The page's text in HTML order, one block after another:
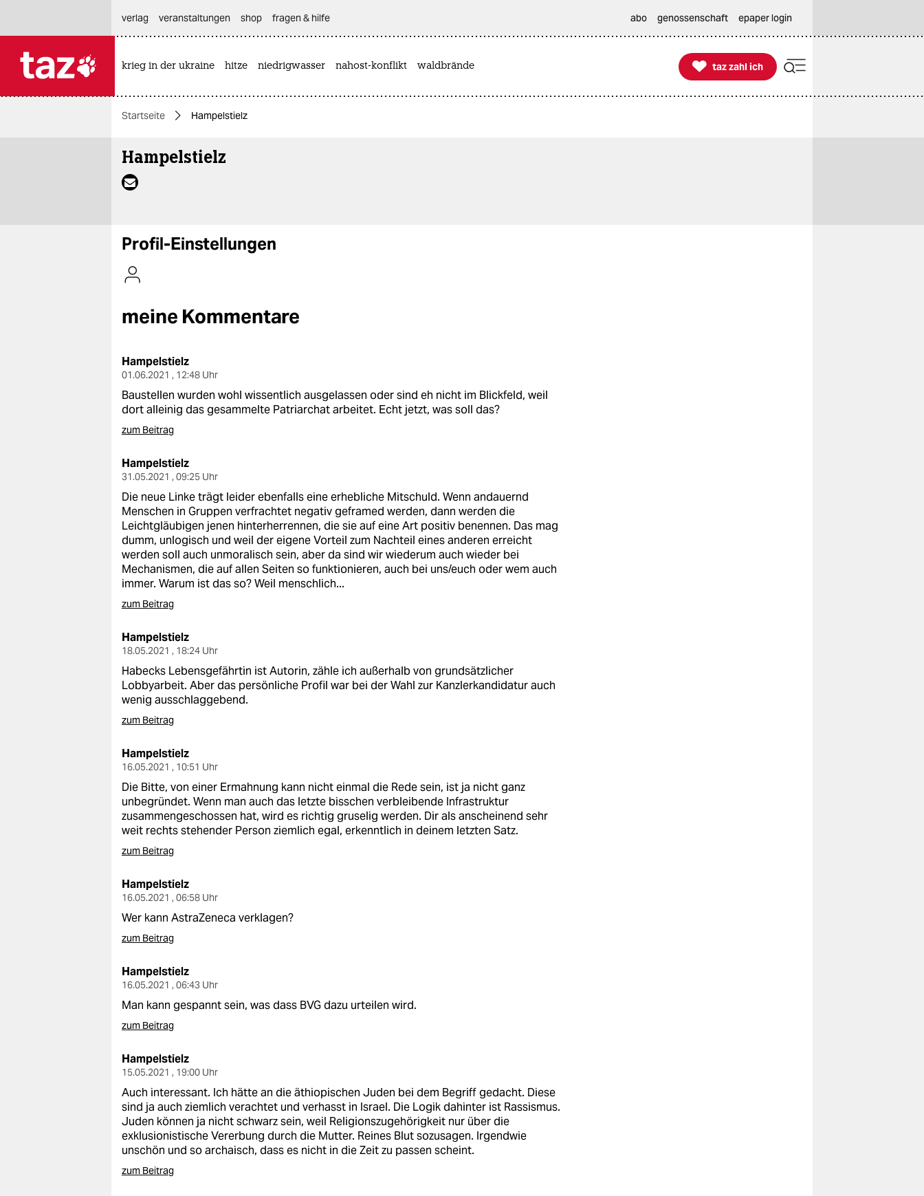
themen
politik
öko
kultur
sport
berlin
wahrheit
verlag
verlag
veranstaltungen
shop
fragen & hilfe
unterstützen
abo
genossenschaft
verlag
veranstaltungen shop fragen & hilfe abo genossenschaft epaper login
krieg in der ukraine hitze niedrigwasser nahost-konflikt waldbrände 
taz zahl ich
taz zahl ich
Startseite Hampelstielz
Hampelstielz
Profil-Einstellungen
meine Kommentare
Hampelstielz
01.06.2021 , 12:48 Uhr
Baustellen wurden wohl wissentlich ausgelassen oder sind eh nicht im Blickfeld, weil
dort alleinig das gesammelte Patriarchat arbeitet. Echt jetzt, was soll das?
zum Beitrag
Hampelstielz
31.05.2021 , 09:25 Uhr
Die neue Linke trägt leider ebenfalls eine erhebliche Mitschuld. Wenn andauernd
Menschen in Gruppen verfrachtet negativ geframed werden, dann werden die
Leichtgläubigen jenen hinterherrennen, die sie auf eine Art positiv benennen. Das mag
dumm, unlogisch und weil der eigene Vorteil zum Nachteil eines anderen erreicht
werden soll auch unmoralisch sein, aber da sind wir wiederum auch wieder bei
Mechanismen, die auf allen Seiten so funktionieren, auch bei uns/euch oder wem auch
immer. Warum ist das so? Weil menschlich...
zum Beitrag
Hampelstielz
18.05.2021 , 18:24 Uhr
Habecks Lebensgefährtin ist Autorin, zähle ich außerhalb von grundsätzlicher
Lobbyarbeit. Aber das persönliche Profil war bei der Wahl zur Kanzlerkandidatur auch
wenig ausschlaggebend.
zum Beitrag
Hampelstielz
16.05.2021 , 10:51 Uhr
Die Bitte, von einer Ermahnung kann nicht einmal die Rede sein, ist ja nicht ganz
unbegründet. Wenn man auch das letzte bisschen verbleibende Infrastruktur
zusammengeschossen hat, wird es richtig gruselig werden. Dir als anscheinend sehr
weit rechts stehender Person ziemlich egal, erkenntlich in deinem letzten Satz.
zum Beitrag
Hampelstielz
16.05.2021 , 06:58 Uhr
Wer kann AstraZeneca verklagen?
zum Beitrag
Hampelstielz
16.05.2021 , 06:43 Uhr
Man kann gespannt sein, was dass BVG dazu urteilen wird.
zum Beitrag
Hampelstielz
15.05.2021 , 19:00 Uhr
Auch interessant. Ich hätte an die äthiopischen Juden bei dem Begriff gedacht. Diese
sind ja auch ziemlich verachtet und verhasst in Israel. Die Logik dahinter ist Rassismus.
Juden können ja nicht schwarz sein, weil Religionszugehörigkeit nur über die
exklusionistische Vererbung durch die Mutter. Reines Blut sozusagen. Irgendwie
unschön und so archaisch, dass es nicht in die Zeit zu passen scheint.
zum Beitrag